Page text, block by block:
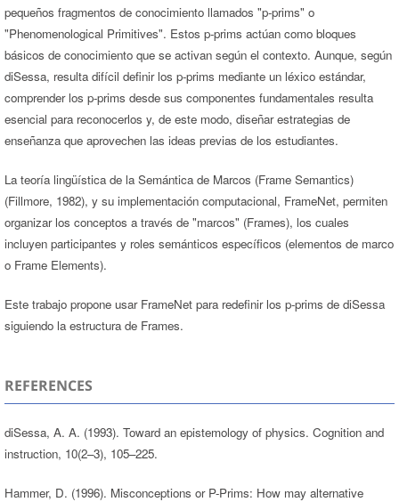
pequeños fragmentos de conocimiento llamados "p-prims" o
"Phenomenological Primitives". Estos p-prims actúan como bloques
básicos de conocimiento que se activan según el contexto. Aunque, según
diSessa, resulta difícil definir los p-prims mediante un léxico estándar,
comprender los p-prims desde sus componentes fundamentales resulta
esencial para reconocerlos y, de este modo, diseñar estrategias de
enseñanza que aprovechen las ideas previas de los estudiantes.
La teoría lingüística de la Semántica de Marcos (Frame Semantics)
(Fillmore, 1982), y su implementación computacional, FrameNet, permiten
organizar los conceptos a través de "marcos" (Frames), los cuales
incluyen participantes y roles semánticos específicos (elementos de marco
o Frame Elements).
Este trabajo propone usar FrameNet para redefinir los p-prims de diSessa
siguiendo la estructura de Frames.
REFERENCES
diSessa, A. A. (1993). Toward an epistemology of physics. Cognition and
instruction, 10(2–3), 105–225.
Hammer, D. (1996). Misconceptions or P-Prims: How may alternative